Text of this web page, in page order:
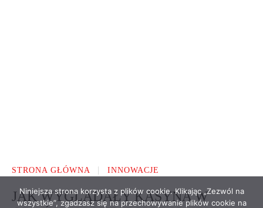
Niniejsza strona korzysta z plików cookie. Klikając „Zezwól na
wszystkie”, zgadzasz się na przechowywanie plików cookie na